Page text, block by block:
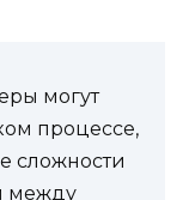
могут
процессе,
сложности
между